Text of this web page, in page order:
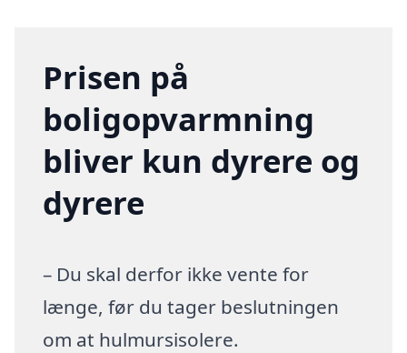
Prisen på
boligopvarmning
bliver kun dyrere og
dyrere
– Du skal derfor ikke vente for
længe, før du tager beslutningen
om at hulmursisolere.